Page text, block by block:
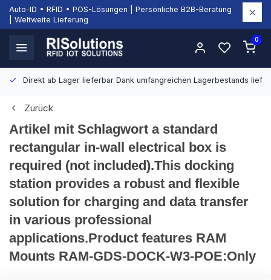
Auto-ID • RFID • POS-Lösungen | Persönliche B2B-Beratung
| Weltweite Lieferung
0
Direkt ab Lager lieferbar Dank umfangreichen Lagerbestands
Zurück
Artikel mit Schlagwort a standard
rectangular in-wall electrical box is
required (not included).This docking
station provides a robust and flexible
solution for charging and data transfer
in various professional
applications.Product features RAM
Mounts RAM-GDS-DOCK-W3-POE:Only